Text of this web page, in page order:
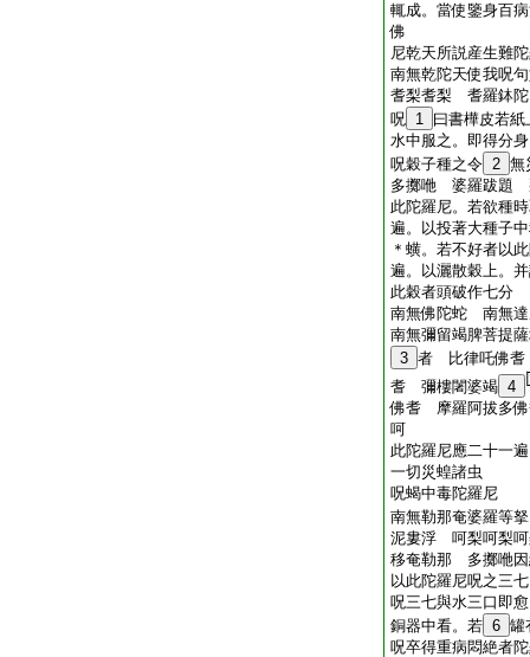
輒成。當使鑒身百
佛
尼乾天所説産生難
南無乾陀天使我呪
耆梨耆梨 耆羅鉢
呪 1 曰書樺皮若
水中服之。即得分身
呪穀子種之令 2 無
多擲咃 婆羅跋題
此陀羅尼。若欲種
遍。以投著大種子
＊蟥。若不好者以
遍。以灑散穀上。
此穀者頭破作七分
南無佛陀蛇 南無
南無彌留竭脾菩提
3 者 比律吒佛
耆 彌樓闍婆竭 4
佛耆 摩羅阿拔多
呵
此陀羅尼應二十一
一切災蝗諸虫
呪蝎中毒陀羅尼
南無勒那奄婆羅
泥婁浮 呵梨呵梨
移奄勒那 多擲咃
以此陀羅尼呪之三
呪三七與水三口即
銅器中看。若 6 罐
呪卒得重病悶絶者